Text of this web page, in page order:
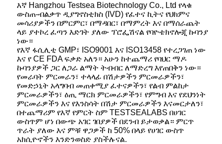
እኛ Hangzhou Testsea Biotechnology Co., Ltd የላቁ
ውስጠ-ብልቃጥ ዲያግኖስቲክስ (IVD) የፈተና ኪትና የህክምና
መሳሪያዎችን በምርምር፣ በማዳበር፣ በማምረት እና በማሰራጨት
ላይ ያተኮረ ፈጣን እድገት ያለው ፕሮፌሽናል የባዮቴክኖሎጂ ኩባንያ
ነው።
የእኛ ፋሲሊቲ GMP፣ ISO9001 እና ISO13458 የተረጋገጠ ነው
እና የ CE FDA ፍቃድ አለን። አሁን ከተጨማሪ የባህር ማዶ
ኩባንያዎች ጋር ለጋራ ልማት ትብብር ለማድረግ እየጠበቅን ነው።
የመራባት ምርመራን፣ ተላላፊ በሽታዎችን ምርመራዎችን፣
የመድኃኒት አላግባብ መጠቀሚያ ፈተናዎችን፣ የልብ ምልከታ
ምርመራዎችን፣ ዕጢ ማርክ ምርመራዎችን፣ የምግብ እና የደህንነት
ምርመራዎችን እና የእንስሳት በሽታ ምርመራዎችን እናመርታለን፣
በተጨማሪም የእኛ የምርት ስም TESTSEALABS በሀገር
ውስጥም ሆነ በውጭ አገር ገበያዎች በደንብ ይታወቃል። ምርጥ
ጥራት ያለው እና ምቹ ዋጋዎች ከ 50% በላይ የሀገር ውስጥ
አክሲዮኖችን እንድንወስድ ያስችሉናል.